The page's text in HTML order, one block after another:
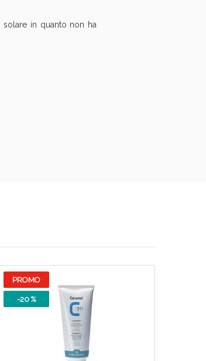
in quanto non ha
PROMO
-20 %